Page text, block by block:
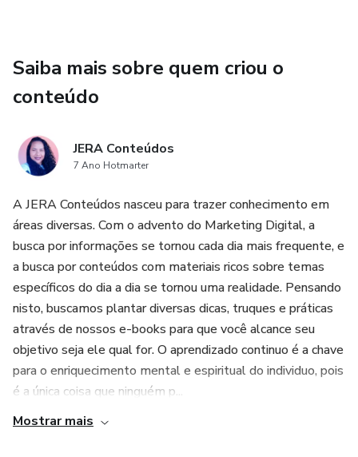
Saiba mais sobre quem criou o
conteúdo
JERA Conteúdos
7 Ano Hotmarter
A JERA Conteúdos nasceu para trazer conhecimento em
áreas diversas. Com o advento do Marketing Digital, a
busca por informações se tornou cada dia mais frequente, e
a busca por conteúdos com materiais ricos sobre temas
específicos do dia a dia se tornou uma realidade. Pensando
nisto, buscamos plantar diversas dicas, truques e práticas
através de nossos e-books para que você alcance seu
objetivo seja ele qual for. O aprendizado continuo é a chave
para o enriquecimento mental e espiritual do individuo, pois
é a única coisa que ninguém p...
Mostrar mais